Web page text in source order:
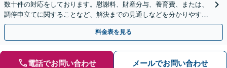
数十件の対応をしております。慰謝料、財産分与、養育費、または、
調停申立てに関することなど、解決までの見通しなどを分かりやすい
言葉で丁寧にご説明します【完全個室】
料金表を見る
電話でお問い合わせ メールでお問い合わせ